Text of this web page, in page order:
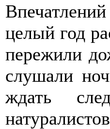
целый год
пережили
слушали
ждать